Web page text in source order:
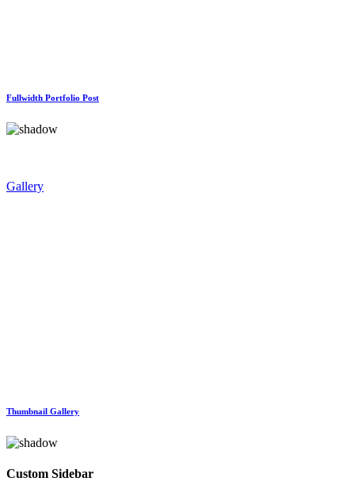
Fullwidth Portfolio Post
Gallery
Thumbnail Gallery
Custom Sidebar